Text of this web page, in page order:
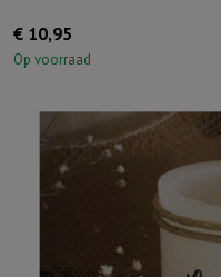
€ 10,95
Op voorraad